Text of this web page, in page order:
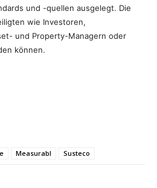
und -quellen ausgelegt. Die
wie Investoren,
und Property-Managern oder
können.
Measurabl Susteco